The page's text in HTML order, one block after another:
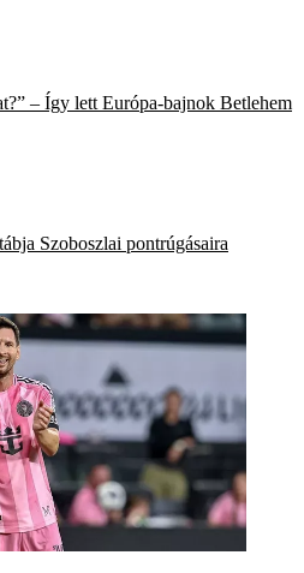
– Így lett Európa-bajnok Betlehem
Szoboszlai pontrúgásaira